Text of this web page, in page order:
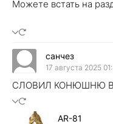
Можете встать на
санчез
17 августа 2025
СЛОВИЛ КОНЮШНЮ
AR-81